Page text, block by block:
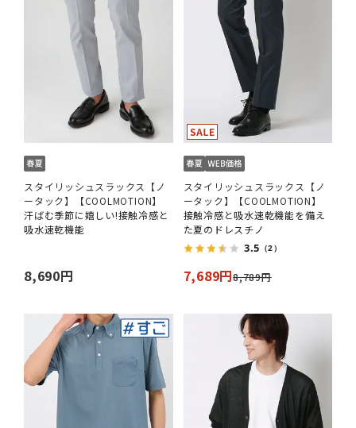
スタイリッシュスラックス【ノ
ータック】【COOLMOTION】
汗ばむ季節に嬉しい!接触冷感と
吸水速乾機能
8,690円
スタイリッシュスラックス【ノ
ータック】【COOLMOTION】
接触冷感と吸水速乾機能を備え
た夏のドレスチノ
3.5 （2）
7,689円8,789円